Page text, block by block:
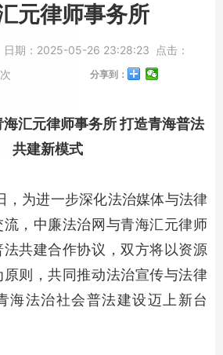
元律师事务所
日期： 2025-05-26 23:28:23
点击：
分享到：
汇元律师事务所 打造青海普法
共建新模式
为进一步深化法治媒体与法律
，中廉法治网与青海汇元律师
共建合作协议，双方将以资源
则，共同推动法治宣传与法律
海法治社会普法建设迈上新台